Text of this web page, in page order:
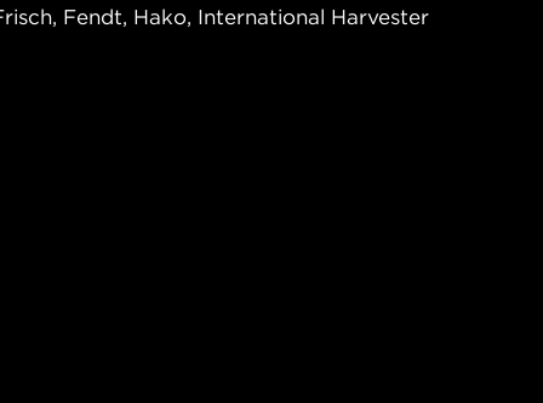
Fendt, Hako, International Harvester